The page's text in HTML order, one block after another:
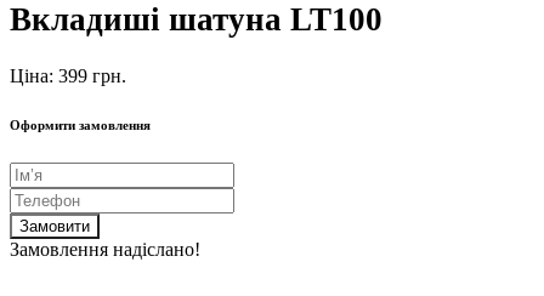
Вкладиші шатуна LT100
Ціна: 399 грн.
Оформити замовлення
Замовити
Замовлення надіслано!